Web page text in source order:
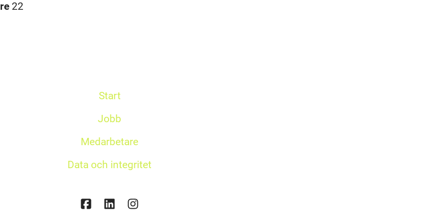
22
Start
Jobb
Medarbetare
Data och integritet